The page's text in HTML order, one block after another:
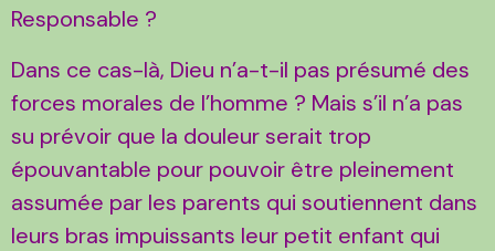
Responsable ?
Dans ce cas-là, Dieu n’a-t-il pas présumé des
forces morales de l’homme ? Mais s’il n’a pas
su prévoir que la douleur serait trop
épouvantable pour pouvoir être pleinement
assumée par les parents qui soutiennent dans
leurs bras impuissants leur petit enfant qui